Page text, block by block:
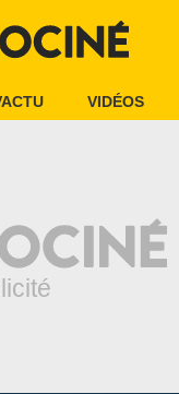
VIDÉOS